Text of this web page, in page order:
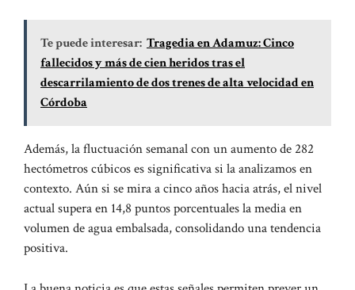
Te puede interesar: Tragedia en Adamuz: Cinco
fallecidos y más de cien heridos tras el
descarrilamiento de dos trenes de alta velocidad en
Córdoba
Además, la fluctuación semanal con un aumento de 282
hectómetros cúbicos es significativa si la analizamos en
contexto. Aún si se mira a cinco años hacia atrás, el nivel
actual supera en 14,8 puntos porcentuales la media en
volumen de agua embalsada, consolidando una tendencia
positiva.